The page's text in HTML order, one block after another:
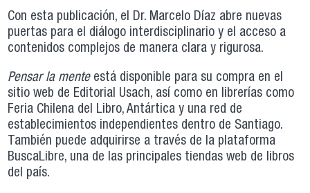
Con esta publicación, el Dr. Marcelo Díaz abre nuevas
puertas para el diálogo interdisciplinario y el acceso a
contenidos complejos de manera clara y rigurosa.
Pensar la menteestá disponible para su compra en el
sitio web de Editorial Usach, así como en librerías como
Feria Chilena del Libro, Antártica y una red de
establecimientos independientes dentro de Santiago.
También puede adquirirse a través de la plataforma
BuscaLibre, una de las principales tiendas web de libros
del país.